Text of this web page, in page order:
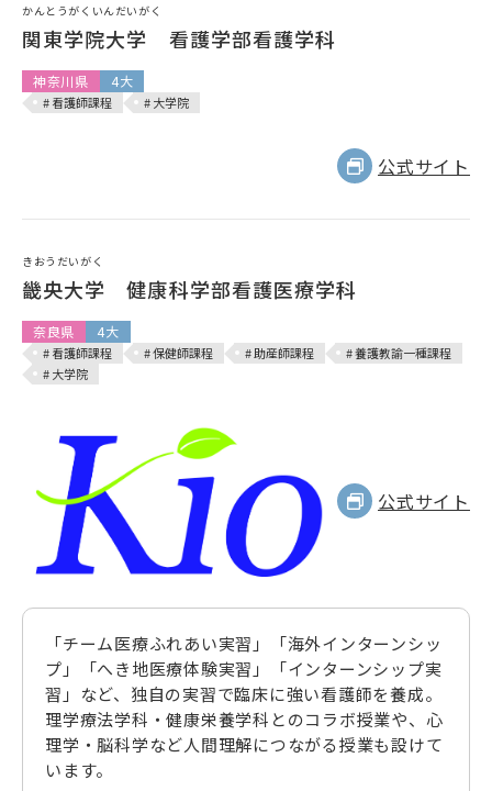
かんとうがくいんだいがく
関東学院大学 看護学部看護学科
神奈川県 4大
# 看護師課程 # 大学院
公式サイト
きおうだいがく
畿央大学 健康科学部看護医療学科
奈良県 4大
# 看護師課程 # 保健師課程 # 助産師課程
# 養護教諭一種課程
# 大学院
公式サイト
「チーム医療ふれあい実習」「海外インターンシッ
プ」「へき地医療体験実習」「インターンシップ実
習」など、独自の実習で臨床に強い看護師を養成。
理学療法学科・健康栄養学科とのコラボ授業や、心
理学・脳科学など人間理解につながる授業も設けて
います。